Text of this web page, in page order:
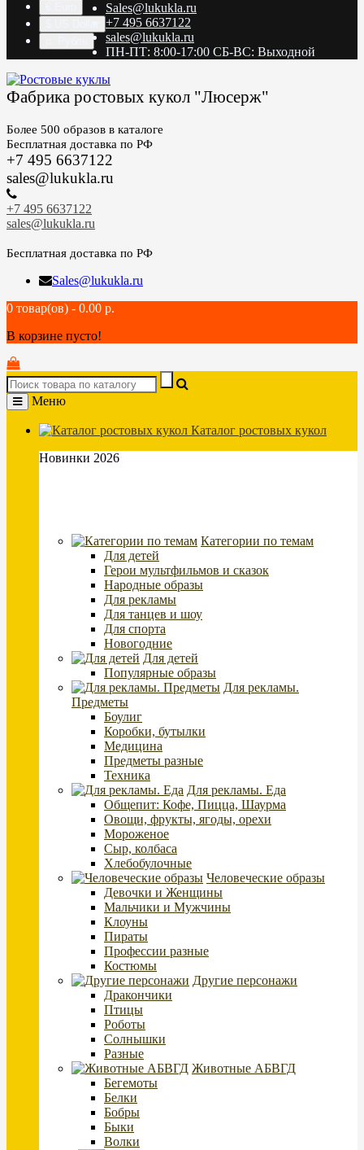
Sales@lukukla.ru
+7 495 6637122
sales@lukukla.ru
ПН-ПТ: 8:00-17:00 СБ-ВС: Выходной
Фабрика ростовых кукол "Люсерж"
Более 500 образов в каталоге
Бесплатная доставка по РФ
+7 495 6637122
sales@lukukla.ru
+7 495 6637122
sales@lukukla.ru
Бесплатная доставка по РФ
Sales@lukukla.ru
0 товар(ов) - 0.00 р.
В корзине пусто!
Меню
Каталог ростовых кукол
Новинки 2026
Категории по темам
Для детей
Герои мультфильмов и сказок
Народные образы
Для рекламы
Для танцев и шоу
Для спорта
Новогодние
Для детей
Популярные образы
Для рекламы.
Предметы
Боулиг
Коробки, бутылки
Медицина
Предметы разные
Техника
Для рекламы. Еда
Общепит: Кофе, Пицца, Шаурма
Овощи, фрукты, ягоды, орехи
Мороженое
Сыр, колбаса
Хлебобулочные
Человеческие образы
Девочки и Женщины
Мальчики и Мужчины
Клоуны
Пираты
Профессии разные
Костюмы
Другие персонажи
Дракончики
Птицы
Роботы
Солнышки
Разные
Животные АБВГД
Бегемоты
Белки
Бобры
Быки
Волки